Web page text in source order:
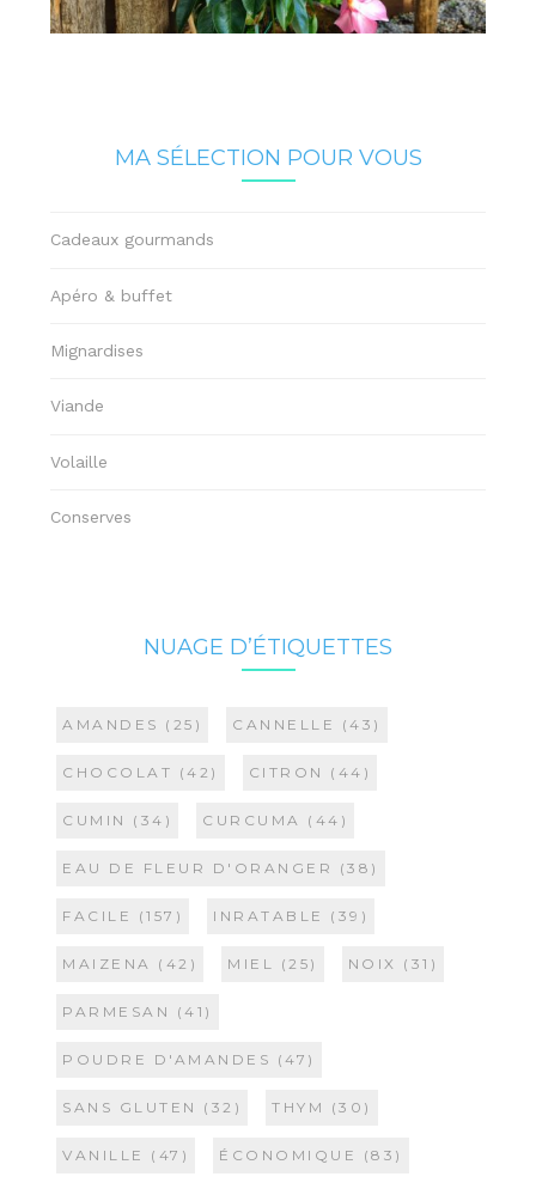
MA SÉLECTION POUR VOUS
Cadeaux gourmands
Apéro & buffet
Mignardises
Viande
Volaille
Conserves
NUAGE D’ÉTIQUETTES
AMANDES (25) CANNELLE (43)
CHOCOLAT (42) CITRON (44)
CUMIN (34) CURCUMA (44)
EAU DE FLEUR D'ORANGER (38)
FACILE (157) INRATABLE (39)
MAIZENA (42) MIEL (25) NOIX (31)
PARMESAN (41)
POUDRE D'AMANDES (47)
SANS GLUTEN (32) THYM (30)
VANILLE (47) ÉCONOMIQUE (83)